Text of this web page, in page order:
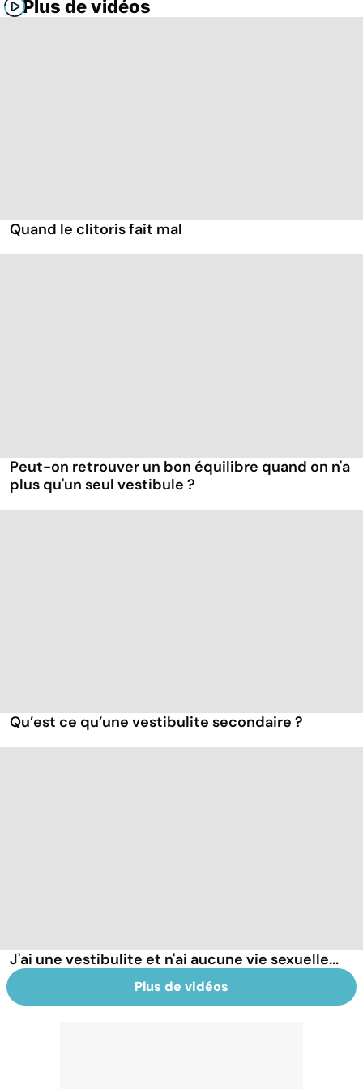
Plus de vidéos
Quand le clitoris fait mal
Peut-on retrouver un bon équilibre quand on n'a
plus qu'un seul vestibule ?
Qu’est ce qu’une vestibulite secondaire ?
J'ai une vestibulite et n'ai aucune vie sexuelle...
Plus de vidéos